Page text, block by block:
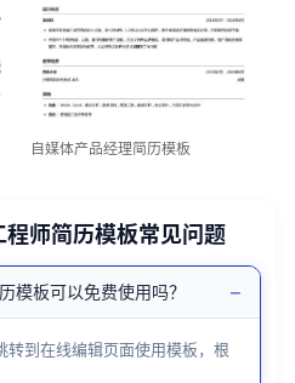
自媒体产品经理简历模板
师简历模板常见问题
模板可以免费使用吗？ −
转到在线编辑页面使用模板，根